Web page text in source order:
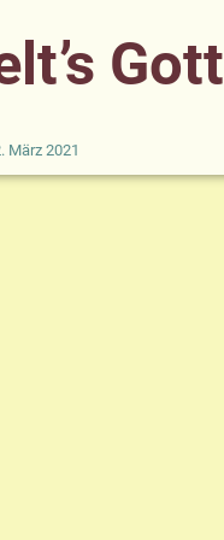
Gott
März 2021